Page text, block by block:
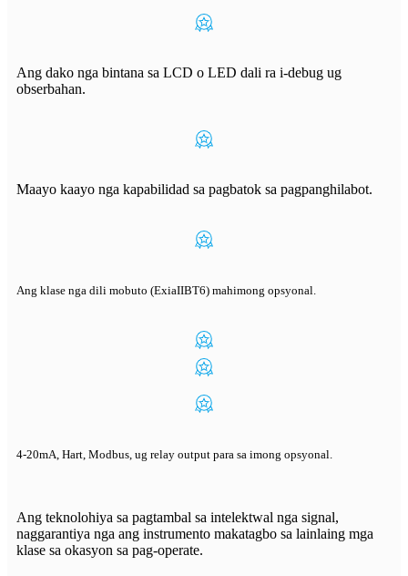
Ang dako nga bintana sa LCD o LED dali ra i-debug ug
obserbahan.
Maayo kaayo nga kapabilidad sa pagbatok sa pagpanghilabot.
Ang klase nga dili mobuto (ExiaIIBT6) mahimong opsyonal.
4-20mA, Hart, Modbus, ug relay output para sa imong opsyonal.
Ang teknolohiya sa pagtambal sa intelektwal nga signal,
naggarantiya nga ang instrumento makatagbo sa lainlaing mga
klase sa okasyon sa pag-operate.